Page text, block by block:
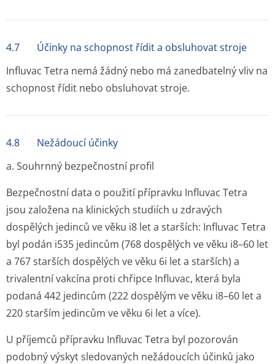
4.7 Účinky na schopnost řídit a obsluhovat stroje
Influvac Tetra nemá žádný nebo má zanedbatelný vliv na
schopnost řídit nebo obsluhovat stroje.
4.8 Nežádoucí účinky
a. Souhrnný bezpečnostní profil
Bezpečnostní data o použití přípravku Influvac Tetra
jsou založena na klinických studiích u zdravých
dospělých jedinců ve věku i8 let a starších: Influvac Tetra
byl podán i535 jedincům (768 dospělých ve věku i8–60 let
a 767 starších dospělých ve věku 6i let a starších) a
trivalentní vakcína proti chřipce Influvac, která byla
podaná 442 jedincům (222 dospělým ve věku i8–60 let a
220 starším jedincům ve věku 6i let a více).
U příjemců přípravku Influvac Tetra byl pozorován
podobný výskyt sledovaných nežádoucích účinků jako